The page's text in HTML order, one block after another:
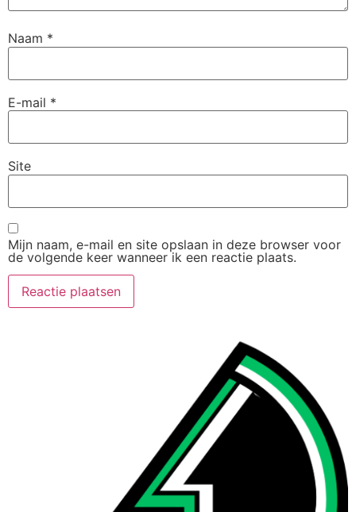
Naam *
E-mail *
Site
Mijn naam, e-mail en site opslaan in deze browser voor
de volgende keer wanneer ik een reactie plaats.